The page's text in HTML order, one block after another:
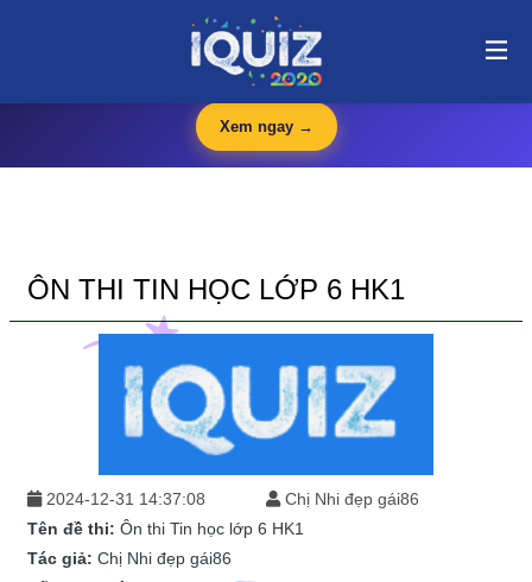
Ôn thi Tin học lớp 6 HK1 | i-quiz.vn@stop article@stop
🛍️
— Văn phòng phẩm, dụng cụ học tập giá tốt
Xem ngay →
ÔN THI TIN HỌC LỚP 6 HK1
2024-12-31 14:37:08
Chị Nhi đẹp gái86
Tên đề thi: Ôn thi Tin học lớp 6 HK1
Tác giả: Chị Nhi đẹp gái86